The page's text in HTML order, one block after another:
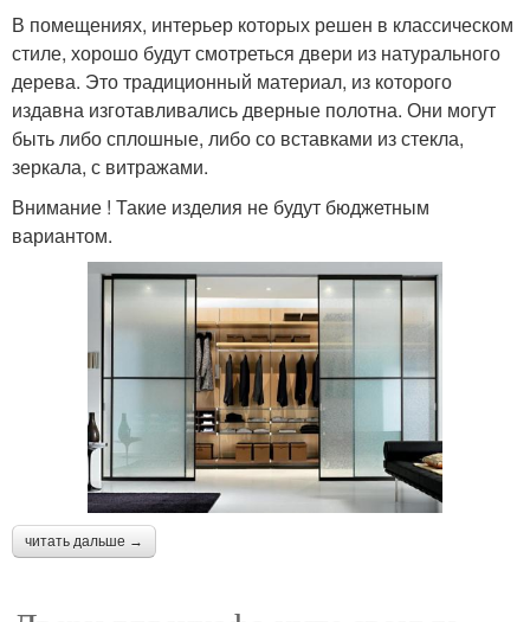
В помещениях, интерьер которых решен в классическом
стиле, хорошо будут смотреться двери из натурального
дерева. Это традиционный материал, из которого
издавна изготавливались дверные полотна. Они могут
быть либо сплошные, либо со вставками из стекла,
зеркала, с витражами.
Внимание ! Такие изделия не будут бюджетным
вариантом.
читать дальше →